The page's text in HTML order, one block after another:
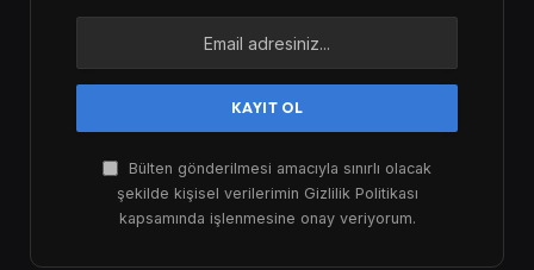
Bülten gönderilmesi amacıyla sınırlı olacak
şekilde kişisel verilerimin Gizlilik Politikası
kapsamında işlenmesine onay veriyorum.